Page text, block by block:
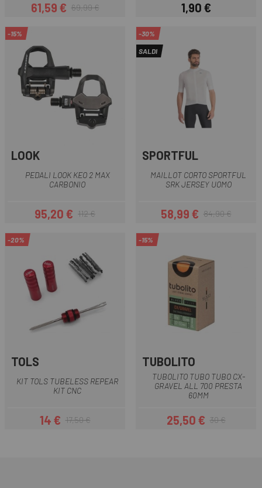
Prezzo
61,59 €Prezzo base
69,99 €
Prezzo
1,90 €
-15%
LOOK
PEDALI LOOK KEO 2 MAX
CARBONIO
Prezzo
95,20 €Prezzo base
112 €
-30%
SALDI
SPORTFUL
MAILLOT CORTO SPORTFUL
SRK JERSEY UOMO
Prezzo
58,99 €Prezzo base
84,90 €
-20%
TOLS
KIT TOLS TUBELESS REPEAR
KIT CNC
Prezzo
14 € Prezzo base
17,50 €
-15%
TUBOLITO
TUBOLITO TUBO TUBO CX-
GRAVEL ALL 700 PRESTA
60MM
Prezzo
25,50 €Prezzo base
30 €